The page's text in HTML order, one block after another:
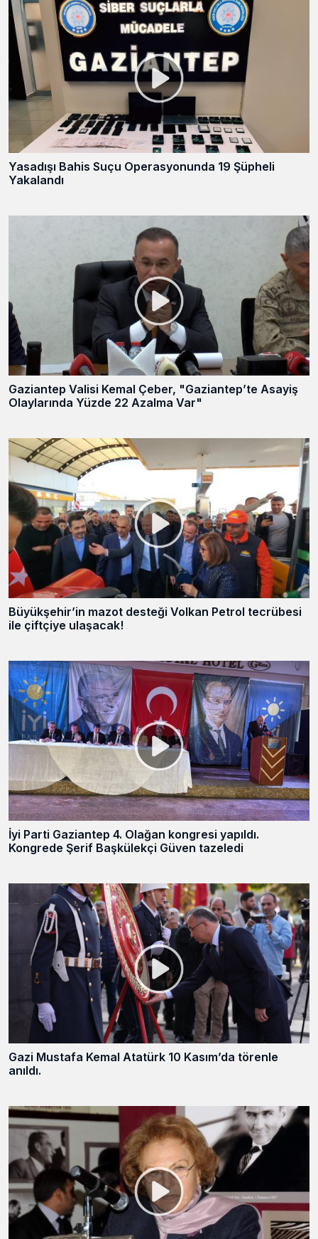
Yasadışı Bahis Suçu Operasyonunda 19 Şüpheli
Yakalandı
Gaziantep Valisi Kemal Çeber, "Gaziantep’te Asayiş
Olaylarında Yüzde 22 Azalma Var"
Büyükşehir’in mazot desteği Volkan Petrol tecrübesi
ile çiftçiye ulaşacak!
İyi Parti Gaziantep 4. Olağan kongresi yapıldı.
Kongrede Şerif Başkülekçi Güven tazeledi
Gazi Mustafa Kemal Atatürk 10 Kasım’da törenle
anıldı.